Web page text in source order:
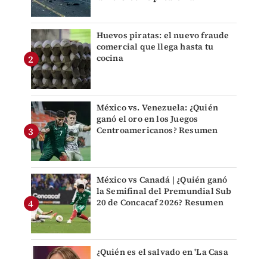
Huevos piratas: el nuevo fraude
comercial que llega hasta tu
cocina
México vs. Venezuela: ¿Quién
ganó el oro en los Juegos
Centroamericanos? Resumen
México vs Canadá | ¿Quién ganó
la Semifinal del Premundial Sub
20 de Concacaf 2026? Resumen
¿Quién es el salvado en 'La Casa